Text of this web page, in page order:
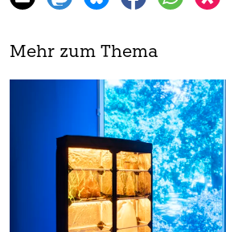
Mehr zum Thema